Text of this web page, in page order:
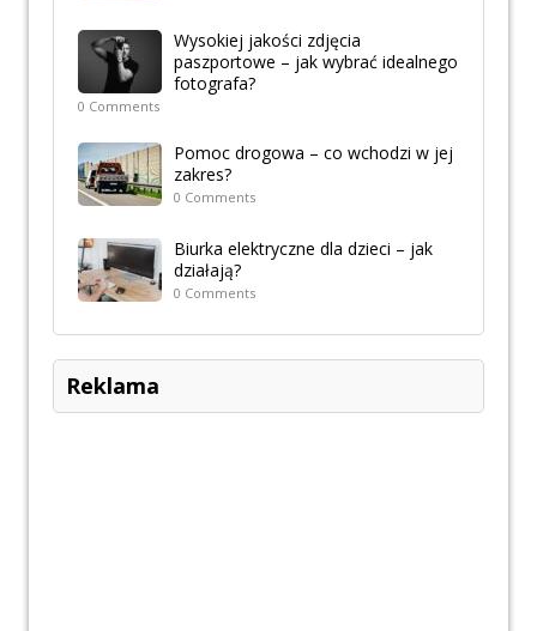
Wysokiej jakości zdjęcia
paszportowe – jak wybrać idealnego
fotografa?
0 Comments
Pomoc drogowa – co wchodzi w jej
zakres?
0 Comments
Biurka elektryczne dla dzieci – jak
działają?
0 Comments
Reklama